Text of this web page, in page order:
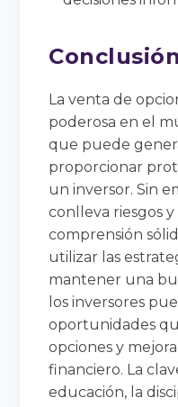
Conclusión
La venta de
poderosa en el
que puede
proporcionar
un inversor. Sin
conlleva riesgos
comprensión
utilizar las
mantener una
los inversores
oportunidades
opciones y
financiero. La
educación, la